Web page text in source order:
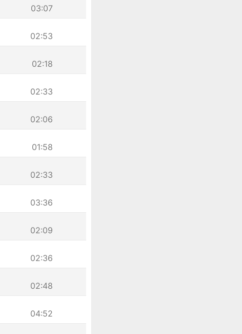
03:07
02:53
02:18
02:33
02:06
01:58
02:33
03:36
02:09
02:36
02:48
04:52